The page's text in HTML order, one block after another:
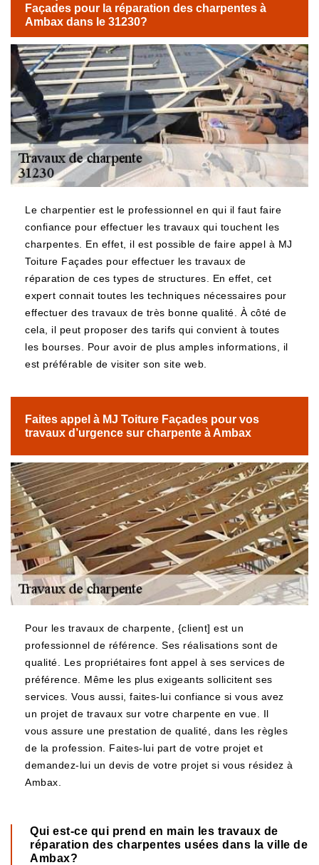
Façades pour la réparation des charpentes à
Ambax dans le 31230?
Le charpentier est le professionnel en qui il faut faire
confiance pour effectuer les travaux qui touchent les
charpentes. En effet, il est possible de faire appel à MJ
Toiture Façades pour effectuer les travaux de
réparation de ces types de structures. En effet, cet
expert connait toutes les techniques nécessaires pour
effectuer des travaux de très bonne qualité. À côté de
cela, il peut proposer des tarifs qui convient à toutes
les bourses. Pour avoir de plus amples informations, il
est préférable de visiter son site web.
Faites appel à MJ Toiture Façades pour vos
travaux d’urgence sur charpente à Ambax
Pour les travaux de charpente, {client] est un
professionnel de référence. Ses réalisations sont de
qualité. Les propriétaires font appel à ses services de
préférence. Même les plus exigeants sollicitent ses
services. Vous aussi, faites-lui confiance si vous avez
un projet de travaux sur votre charpente en vue. Il
vous assure une prestation de qualité, dans les règles
de la profession. Faites-lui part de votre projet et
demandez-lui un devis de votre projet si vous résidez à
Ambax.
Qui est-ce qui prend en main les travaux de
réparation des charpentes usées dans la ville de
Ambax?